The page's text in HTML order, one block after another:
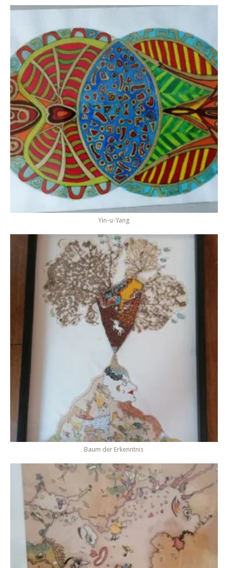
Yin-u-Yang
Baum der Erkenntnis